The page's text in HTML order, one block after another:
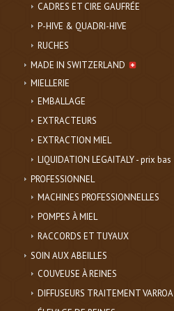
CADRES ET CIRE GAUFRÉE
P-HIVE & QUADRI-HIVE
RUCHES
MADE IN SWITZERLAND
MIELLERIE
EMBALLAGE
EXTRACTEURS
EXTRACTION MIEL
LIQUIDATION LEGAITALY - prix bas
PROFESSIONNEL
MACHINES PROFESSIONNELLES
POMPES À MIEL
RACCORDS ET TUYAUX
SOIN AUX ABEILLES
COUVEUSE À REINES
DIFFUSEURS TRAITEMENT VARROA